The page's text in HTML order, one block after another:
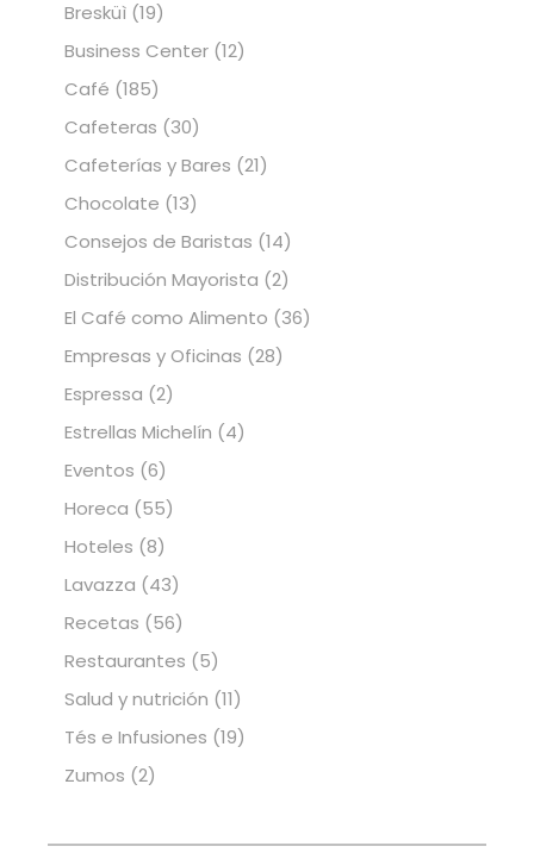
Bresküì (19)
Business Center (12)
Café (185)
Cafeteras (30)
Cafeterías y Bares (21)
Chocolate (13)
Consejos de Baristas (14)
Distribución Mayorista (2)
El Café como Alimento (36)
Empresas y Oficinas (28)
Espressa (2)
Estrellas Michelín (4)
Eventos (6)
Horeca (55)
Hoteles (8)
Lavazza (43)
Recetas (56)
Restaurantes (5)
Salud y nutrición (11)
Tés e Infusiones (19)
Zumos (2)